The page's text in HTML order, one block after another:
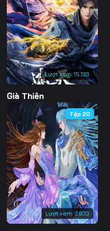
75
78
81
84
87
90
93
96
99
102
Lượt xem: 15.133
Già Thiên
Lượt xem:2.933
Tập 20